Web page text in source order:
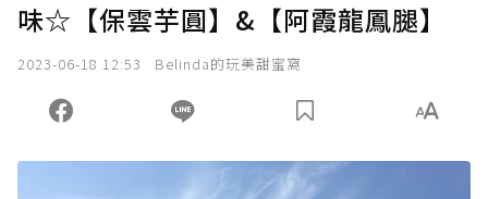
味☆【保雲芋圓】&【阿霞龍鳳腿】
2023-06-18 12:53 Belinda的玩美甜蜜窩